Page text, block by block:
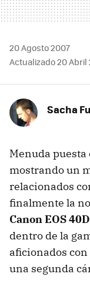
20 Agosto 2007
Actualizado 20 Abril
Sacha
Menuda puesta
mostrando un
relacionados
finalmente la
Canon EOS 40D
dentro de la
aficionados
una segunda